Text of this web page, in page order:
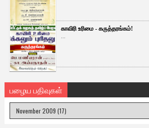
காவிரி உரிமை - கருத்தரங்கம்!
...
பழைய பதிவுகள்